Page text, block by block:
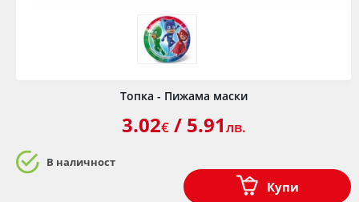
Топка - Пижама маски
3.02€/ 5.91лв.
В наличност
Купи